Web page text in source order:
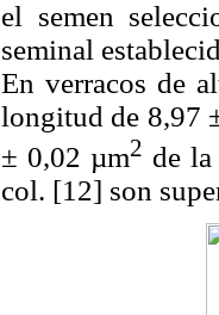
el semen
seminal
En verracos de
longitud de 8,97
± 0,02 µm2 de
col. [12] son